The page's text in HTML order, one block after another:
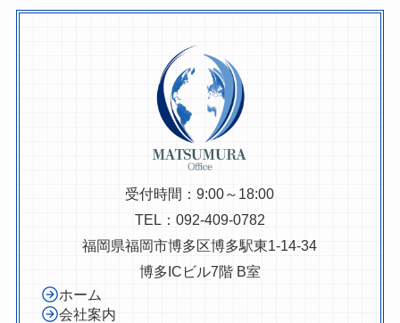
受付時間：9:00～18:00
TEL：092-409-0782
福岡県福岡市博多区博多駅東1-14-34
博多ICビル7階 B室
ホーム
会社案内